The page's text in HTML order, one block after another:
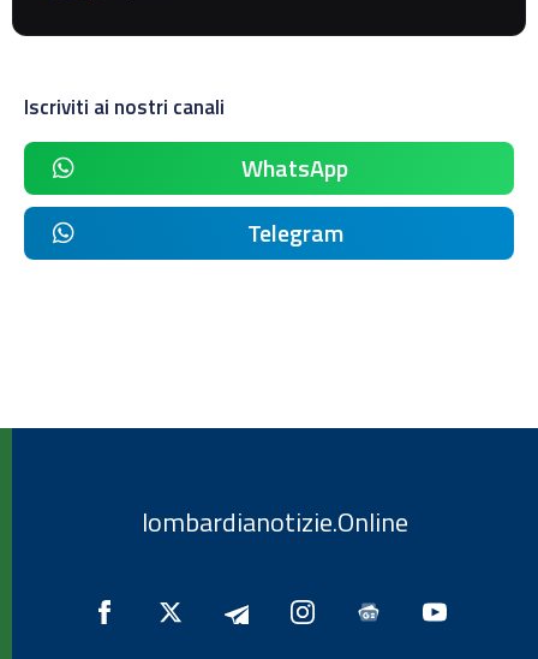
Iscriviti ai nostri canali
WhatsApp
Telegram
lombardianotizie.Online